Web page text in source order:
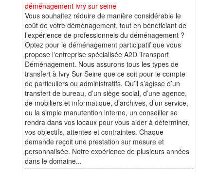
déménagement ivry sur seine
Vous souhaitez réduire de manière considérable le
coût de votre déménagement, tout en bénéficiant de
l’expérience de professionnels du déménagement ?
Optez pour le déménagement participatif que vous
propose l'entreprise spécialisée A2D Transport
Déménagement. Nous assurons tous les types de
transfert à Ivry Sur Seine que ce soit pour le compte
de particuliers ou administratifs. Qu’il s’agisse d’un
transfert de bureau, d’un siège social, d’une agence,
de mobiliers et informatique, d’archives, d’un service,
ou la simple manutention interne, un conseiller se
rendra dans vos locaux pour vous aider à déterminer,
vos objectifs, attentes et contraintes. Chaque
demande reçoit une prestation sur mesure et
personnalisée. Notre expérience de plusieurs années
dans le domaine...